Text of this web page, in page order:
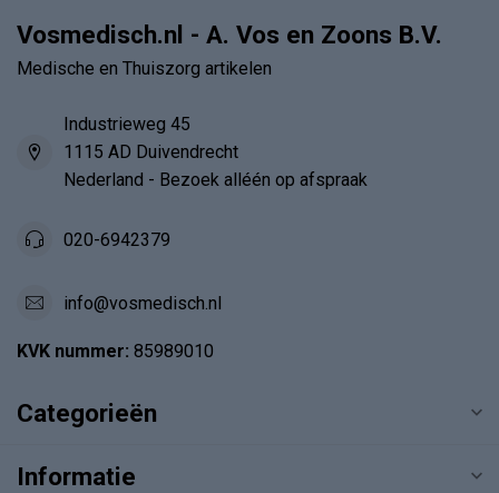
Vosmedisch.nl - A. Vos en Zoons B.V.
Medische en Thuiszorg artikelen
Industrieweg 45
1115 AD Duivendrecht
Nederland - Bezoek alléén op afspraak
020-6942379
info@vosmedisch.nl
KVK nummer: 85989010
Categorieën
Informatie